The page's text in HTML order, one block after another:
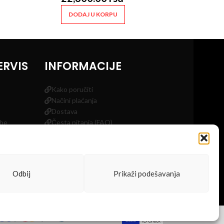
Odbij Prikaži podešavanja
DODAJ U KORPU
INFORMACIJE
Kako poručiti
Načini plaćanja
Dostava
Česta pitanja (FAQ)